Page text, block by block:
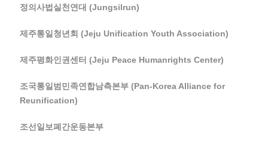
정의사법실천연대 (Jungsilrun)
제주통일청년회 (Jeju Unification Youth Association)
제주평화인권센터 (Jeju Peace Humanrights Center)
조국통일범민족연합남측본부 (Pan-Korea Alliance for
Reunification)
조선일보폐간운동본부